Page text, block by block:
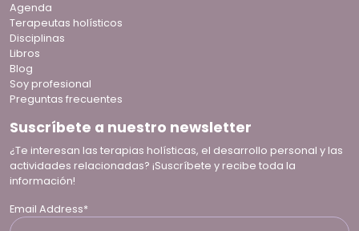
Agenda
Terapeutas holísticos
Disciplinas
Libros
Blog
Soy profesional
Preguntas frecuentes
Suscríbete a nuestro newsletter
¿Te interesan las terapias holísticas, el desarrollo personal y las
actividades relacionadas? ¡Suscríbete y recibe toda la
información!
Email Address*